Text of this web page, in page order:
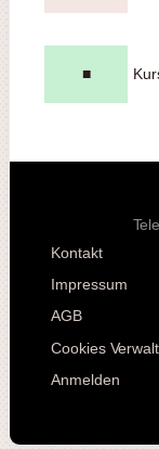
■
Kontakt
Impressum
AGB
Cookies
Anmelden